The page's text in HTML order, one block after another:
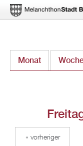
zum
Monat
« vorheriger